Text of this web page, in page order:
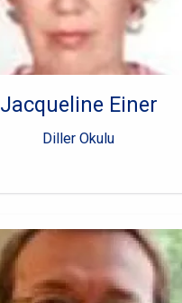
Jacqueline Einer
Diller Okulu